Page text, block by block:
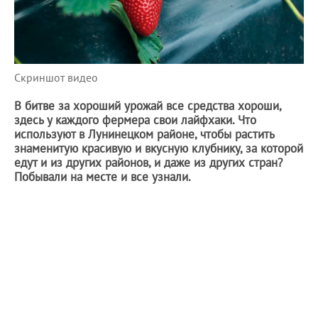
Скриншот видео
В битве за хороший урожай все средства хороши,
здесь у каждого фермера свои лайфхаки. Что
используют в Лунинецком районе, чтобы растить
знаменитую красивую и вкусную клубнику, за которой
едут и из других районов, и даже из других стран?
Побывали на месте и все узнали.